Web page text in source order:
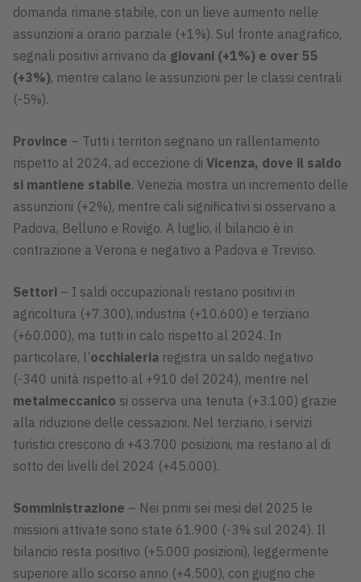
domanda rimane stabile, con un lieve aumento nelle
assunzioni a orario parziale (+1%). Sul fronte anagrafico,
segnali positivi arrivano da giovani (+1%) e over 55
(+3%), mentre calano le assunzioni per le classi centrali
(-5%).
Province – Tutti i territori segnano un rallentamento
rispetto al 2024, ad eccezione di Vicenza, dove il saldo
si mantiene stabile. Venezia mostra un incremento delle
assunzioni (+2%), mentre cali significativi si osservano a
Padova, Belluno e Rovigo. A luglio, il bilancio è in
contrazione a Verona e negativo a Padova e Treviso.
Settori – I saldi occupazionali restano positivi in
agricoltura (+7.300), industria (+10.600) e terziario
(+60.000), ma tutti in calo rispetto al 2024. In
particolare, l’occhialeria registra un saldo negativo
(-340 unità rispetto al +910 del 2024), mentre nel
metalmeccanico si osserva una tenuta (+3.100) grazie
alla riduzione delle cessazioni. Nel terziario, i servizi
turistici crescono di +43.700 posizioni, ma restano al di
sotto dei livelli del 2024 (+45.000).
Somministrazione – Nei primi sei mesi del 2025 le
missioni attivate sono state 61.900 (-3% sul 2024). Il
bilancio resta positivo (+5.000 posizioni), leggermente
superiore allo scorso anno (+4.500), con giugno che